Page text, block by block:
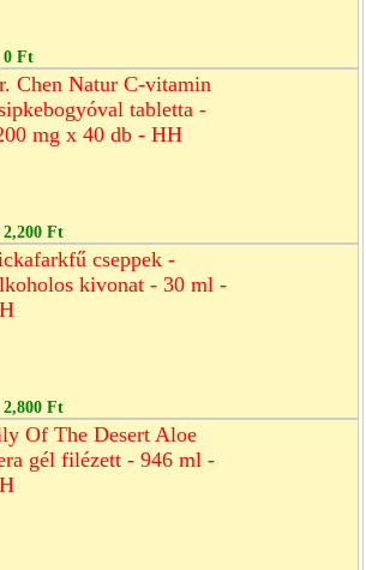
0 Ft
Chen Natur C-vitamin
tabletta -
mg x 40 db - HH
2,200 Ft
cseppek -
kivonat - 30 ml -
2,800 Ft
Of The Desert Aloe
gél filézett - 946 ml -